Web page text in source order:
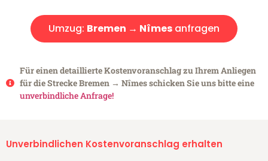
Umzug: Bremen → Nîmes anfragen
Für einen detaillierte Kostenvoranschlag zu Ihrem Anliegen
für die Strecke Bremen → Nîmes schicken Sie uns bitte eine
unverbindliche Anfrage!
Unverbindlichen Kostenvoranschlag erhalten